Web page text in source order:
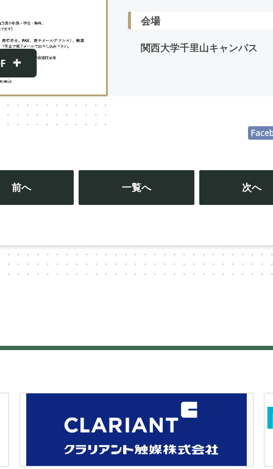
会場
関西大学千里山キャンパス
投
稿
ナ
ビ
ョ
ン
前へ 一覧へ 次へ